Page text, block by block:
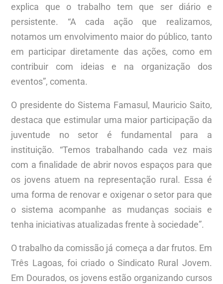
explica que o trabalho tem que ser diário e
persistente. “A cada ação que realizamos,
notamos um envolvimento maior do público, tanto
em participar diretamente das ações, como em
contribuir com ideias e na organização dos
eventos”, comenta.
O presidente do Sistema Famasul, Mauricio Saito,
destaca que estimular uma maior participação da
juventude no setor é fundamental para a
instituição. “Temos trabalhando cada vez mais
com a finalidade de abrir novos espaços para que
os jovens atuem na representação rural. Essa é
uma forma de renovar e oxigenar o setor para que
o sistema acompanhe as mudanças sociais e
tenha iniciativas atualizadas frente à sociedade”.
O trabalho da comissão já começa a dar frutos. Em
Três Lagoas, foi criado o Sindicato Rural Jovem.
Em Dourados, os jovens estão organizando cursos